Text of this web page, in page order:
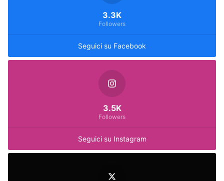
Seguici su Facebook
3.3K
Followers
Seguici su Instagram
3.5K
Followers